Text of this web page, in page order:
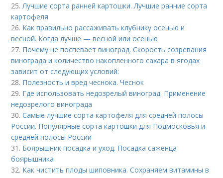
25.Лучшие сорта ранней картошки. Лучшие ранние сорта
картофеля
26. Как правильно рассаживать клубнику осенью и
весной. Когда лучше — весной или осенью
27. Почему не поспевает виноград. Скорость созревания
винограда и количество накопленного сахара в ягодах
зависит от следующих условий:
28. Полезность и вред чеснока. Чеснок
29. Где использовать недозрелый виноград. Применение
недозрелого винограда
30.Самые лучшие сорта картофеля для средней полосы
России. Популярные сорта картошки для Подмосковья и
средней полосы России
31. Боярышник посадка и уход. Посадка саженца
боярышника
32. Как чистить плоды шиповника. Сохраняем витамины в